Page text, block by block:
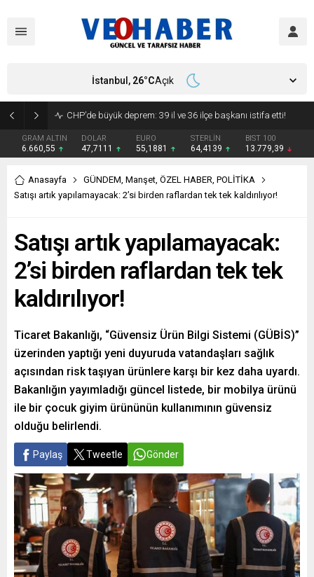
GRAM ALTIN
6.660,55
DOLAR
47,7111
EURO
55,1881
STERLİN
64,4139
BIST 100
13.779,39
İstanbul, 26°CAçık
Anasayfa GÜNDEM, Manşet, ÖZEL HABER, POLİTİKA
Satışı artık yapılamayacak: 2’si birden raflardan tek tek kaldırılıyor!
Satışı artık yapılamayacak:
2’si birden raflardan tek tek
kaldırılıyor!
Ticaret Bakanlığı, “Güvensiz Ürün Bilgi Sistemi (GÜBİS)”
üzerinden yaptığı yeni duyuruda vatandaşları sağlık
açısından risk taşıyan ürünlere karşı bir kez daha uyardı.
Bakanlığın yayımladığı güncel listede, bir mobilya ürünü
ile bir çocuk giyim ürününün kullanımının güvensiz
olduğu belirlendi.
Paylaş Tweetle Gönder